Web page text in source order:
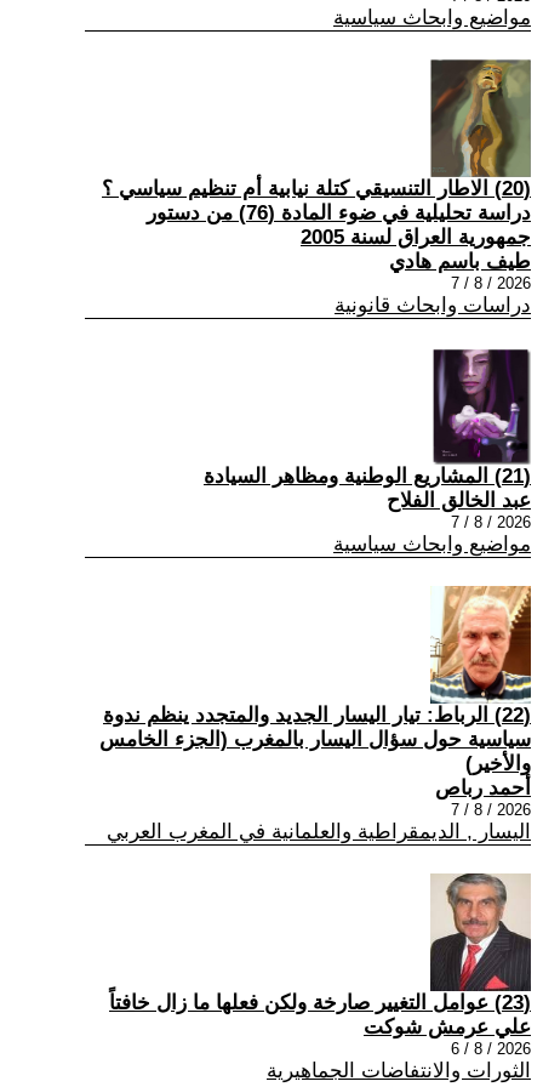
مواضيع وابحاث سياسية
(20) الاطار التنسيقي كتلة نيابية أم تنظيم سياسي ؟
دراسة تحليلية في ضوء المادة (76) من دستور
جمهورية العراق لسنة 2005
طيف باسم هادي
2026 / 8 / 7
دراسات وابحاث قانونية
(21) المشاريع الوطنية ومظاهر السيادة
عبد الخالق الفلاح
2026 / 8 / 7
مواضيع وابحاث سياسية
(22) الرباط: تيار اليسار الجديد والمتجدد ينظم ندوة
سياسية حول سؤال اليسار بالمغرب (الجزء الخامس
والأخير)
أحمد رباص
2026 / 8 / 7
اليسار , الديمقراطية والعلمانية في المغرب العربي
(23) عوامل التغيير صارخة ولكن فعلها ما زال خافتاً
علي عرمش شوكت
2026 / 8 / 6
الثورات والانتفاضات الجماهيرية